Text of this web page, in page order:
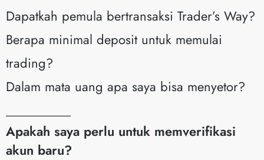
Dapatkah pemula bertransaksi Trader’s Way?
Berapa minimal deposit untuk memulai
trading?
Dalam mata uang apa saya bisa menyetor?
Apakah saya perlu untuk memverifikasi
akun baru?